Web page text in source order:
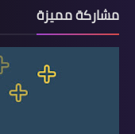
مشاركة مميزة